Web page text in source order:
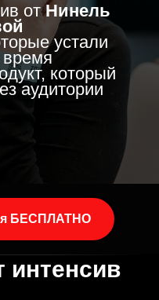
отНинель
устали
время
который
аудитории
БЕСПЛАТНО
интенсив